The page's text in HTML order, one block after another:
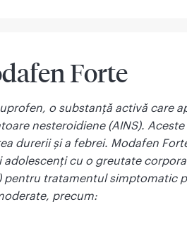
Forte
o substanță activă care
nesteroidiene (AINS).
durerii și a febrei. Modafen
cu o greutate
pentru tratamentul simptomatic
precum: